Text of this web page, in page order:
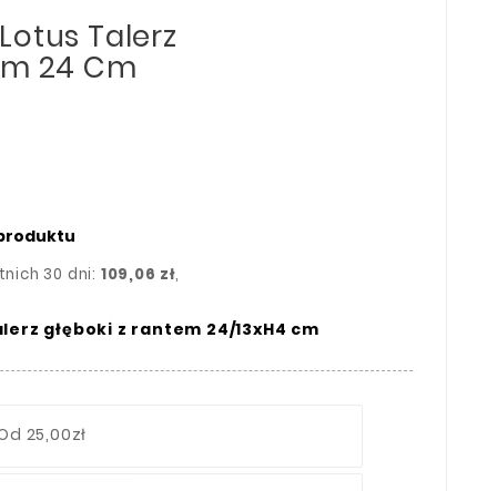
Lotus Talerz
24 Cm
30 dni: 109,06 zł,
głęboki z rantem 24/13xH4 cm
25,00zł